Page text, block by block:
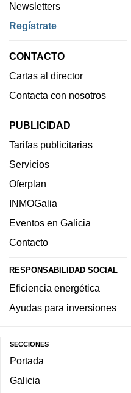
Newsletters
Regístrate
CONTACTO
Cartas al director
Contacta con nosotros
PUBLICIDAD
Tarifas publicitarias
Servicios
Oferplan
INMOGalia
Eventos en Galicia
Contacto
RESPONSABILIDAD SOCIAL
Eficiencia energética
Ayudas para inversiones
SECCIONES
Portada
Galicia